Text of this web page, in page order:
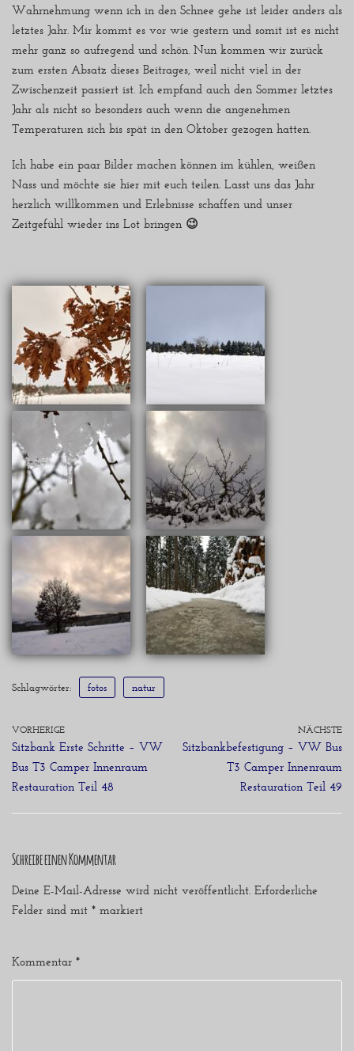
Wahrnehmung wenn ich in den Schnee gehe ist leider anders als
letztes Jahr. Mir kommt es vor wie gestern und somit ist es nicht
mehr ganz so aufregend und schön. Nun kommen wir zurück
zum ersten Absatz dieses Beitrages, weil nicht viel in der
Zwischenzeit passiert ist. Ich empfand auch den Sommer letztes
Jahr als nicht so besonders auch wenn die angenehmen
Temperaturen sich bis spät in den Oktober gezogen hatten.
Ich habe ein paar Bilder machen können im kühlen, weißen
Nass und möchte sie hier mit euch teilen. Lasst uns das Jahr
herzlich willkommen und Erlebnisse schaffen und unser
Zeitgefühl wieder ins Lot bringen 😉
Schlagwörter: fotos natur
VORHERIGE
Sitzbank Erste Schritte – VW
Bus T3 Camper Innenraum
Restauration Teil 48
NÄCHSTE
Sitzbankbefestigung – VW Bus
T3 Camper Innenraum
Restauration Teil 49
Schreibe einen Kommentar
Deine E-Mail-Adresse wird nicht veröffentlicht. Erforderliche
Felder sind mit * markiert
Kommentar *